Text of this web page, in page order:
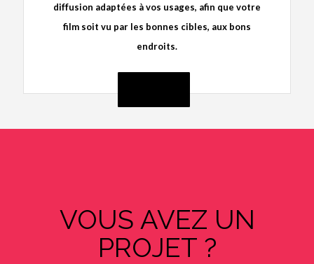
diffusion adaptées à vos usages, afin que votre
film soit vu par les bonnes cibles, aux bons
endroits.
VOUS AVEZ UN
PROJET ?